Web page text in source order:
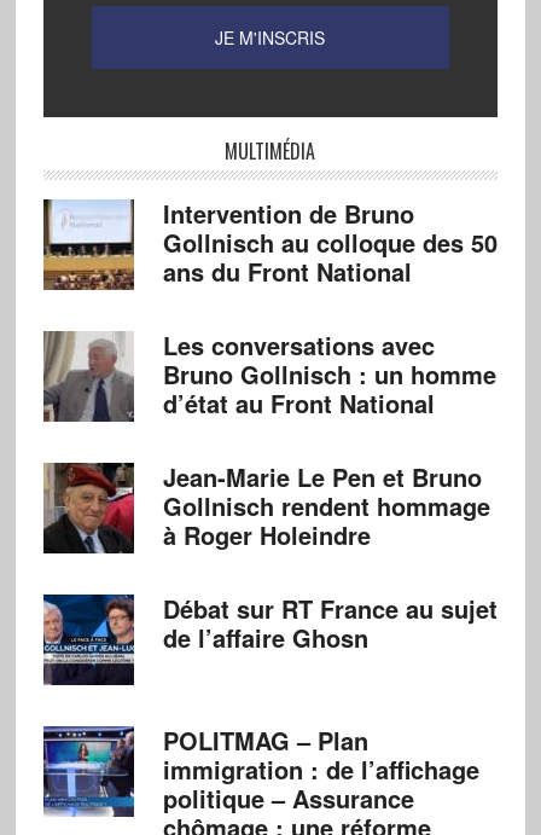
MULTIMÉDIA
Intervention de Bruno
Gollnisch au colloque des 50
ans du Front National
Les conversations avec
Bruno Gollnisch : un homme
d’état au Front National
Jean-Marie Le Pen et Bruno
Gollnisch rendent hommage
à Roger Holeindre
Débat sur RT France au sujet
de l’affaire Ghosn
POLITMAG – Plan
immigration : de l’affichage
politique – Assurance
chômage : une réforme